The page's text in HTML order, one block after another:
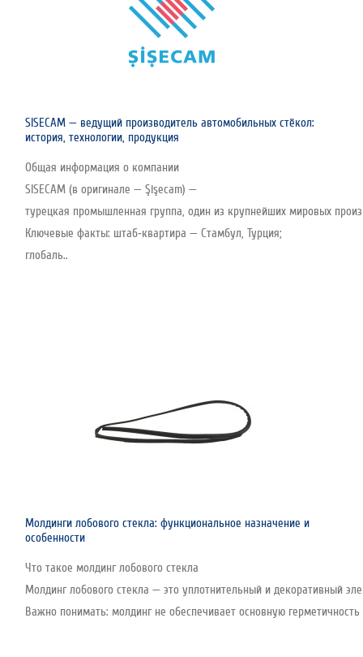
SISECAM — ведущий производитель автомобильных стёкол:
история, технологии, продукция
Общая информация о компании
SISECAM (в оригинале — Şişecam) —
турецкая промышленная группа, один из крупнейших мировых
Ключевые факты: штаб‑квартира — Стамбул, Турция;
глобаль..
Молдинги лобового стекла: функциональное назначение и
особенности
Что такое молдинг лобового стекла
Молдинг лобового стекла — это уплотнительный и декоративный
Важно понимать: молдинг не обеспечивает основную